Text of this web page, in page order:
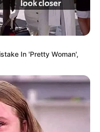
de Thomas derrière
In 'Pretty Woman',